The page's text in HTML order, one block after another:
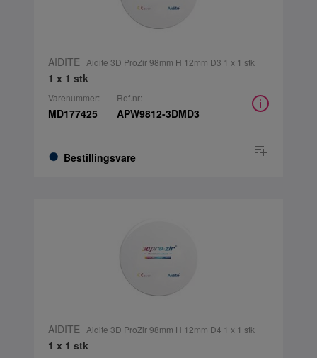
AIDITE | Aidite 3D ProZir 98mm H 12mm D3 1 x 1 stk
1 x 1 stk
Varenummer:
MD177425
Bestillingsvare
Ref.nr:
APW9812-3DMD3
AIDITE | Aidite 3D ProZir 98mm H 12mm D4 1 x 1 stk
1 x 1 stk